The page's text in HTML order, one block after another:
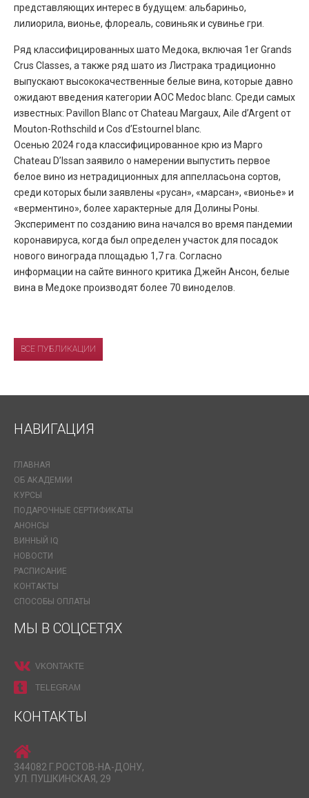
представляющих интерес в будущем: альбариньо,
лилиорила, вионье, флореаль, совиньяк и сувинье гри.
Ряд классифицированных шато Медока, включая 1er Grands
Crus Classes, а также ряд шато из Листрака традиционно
выпускают высококачественные белые вина, которые давно
ожидают введения категории AOC Medoc blanc. Среди самых
известных: Pavillon Blanc от Chateau Margaux, Aile d’Argent от
Mouton-Rothschild и Cos d’Estournel blanc.
Осенью 2024 года классифицированное крю из Марго
Chateau D’Issan заявило о намерении выпустить первое
белое вино из нетрадиционных для аппелласьона сортов,
среди которых были заявлены «русан», «марсан», «вионье» и
«верментино», более характерные для Долины Роны.
Эксперимент по созданию вина начался во время пандемии
коронавируса, когда был определен участок для посадок
нового винограда площадью 1,7 га. Согласно
информации на сайте винного критика Джейн Ансон, белые
вина в Медоке производят более 70 виноделов.
ВСЕ ПУБЛИКАЦИИ
НАВИГАЦИЯ
ГЛАВНАЯ
ОБ АКАДЕМИИ
КУРСЫ
ПОДАРОЧНЫЕ СЕРТИФИКАТЫ
АНОНСЫ
ВИННЫЙ IQ
НОВОСТИ
РАСПИСАНИЕ
КОНТАКТЫ
СПОСОБЫ ОПЛАТЫ
МЫ В СОЦСЕТЯХ
VKONTAKTE
TELEGRAM
КОНТАКТЫ
344082 Г.РОСТОВ-НА-ДОНУ,
УЛ. ПУШКИНСКАЯ, 29